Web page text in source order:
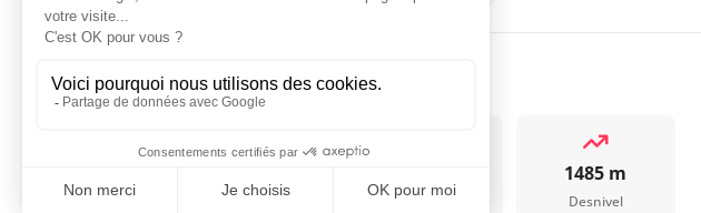
INFO RUTA
Dificultad Distancia
1485 m
Desnivel